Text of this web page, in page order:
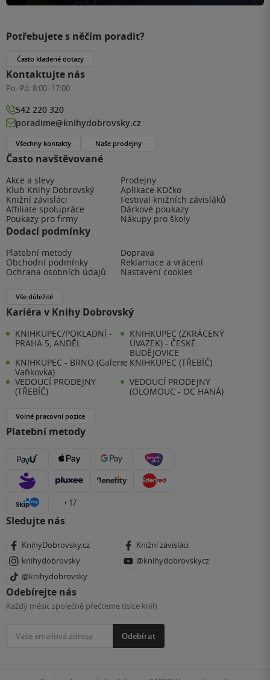
Často navštěvované
Akce a slevy
Prodejny
Klub Knihy Dobrovský
Aplikace KDčko
Knižní závisláci
Festival knižních závisláků
Affiliate spolupráce
Dárkové poukazy
Poukazy pro firmy
Nákupy pro školy
Dodací podmínky
Platební metody
Doprava
Obchodní podmínky
Reklamace a vrácení
Ochrana osobních údajů
Nastavení cookies
Vše důležité
Kariéra v Knihy Dobrovský
KNIHKUPEC/POKLADNÍ -
PRAHA 5, ANDĚL
KNIHKUPEC (ZKRÁCENÝ
ÚVAZEK) - ČESKÉ
BUDĚJOVICE
KNIHKUPEC - BRNO (Galerie
Vaňkovka)
KNIHKUPEC (TŘEBÍČ)
VEDOUCÍ PRODEJNY
(TŘEBÍČ)
VEDOUCÍ PRODEJNY
(OLOMOUC - OC HANÁ)
Volné pracovní pozice
Platební metody
+ 17
Sledujte nás
KnihyDobrovsky.cz
Knižní závisláci
knihydobrovsky
@knihydobrovskycz
@knihydobrovsky
Odebírejte nás
Každý měsíc společně přečteme tisíce knih
Odebírat
Potřebujete s něčím poradit?
Často kladené dotazy
Kontaktujte nás
Po–Pá: 8:00–17:00
542 220 320
poradime@knihydobrovsky.cz
Všechny kontakty Naše prodejny